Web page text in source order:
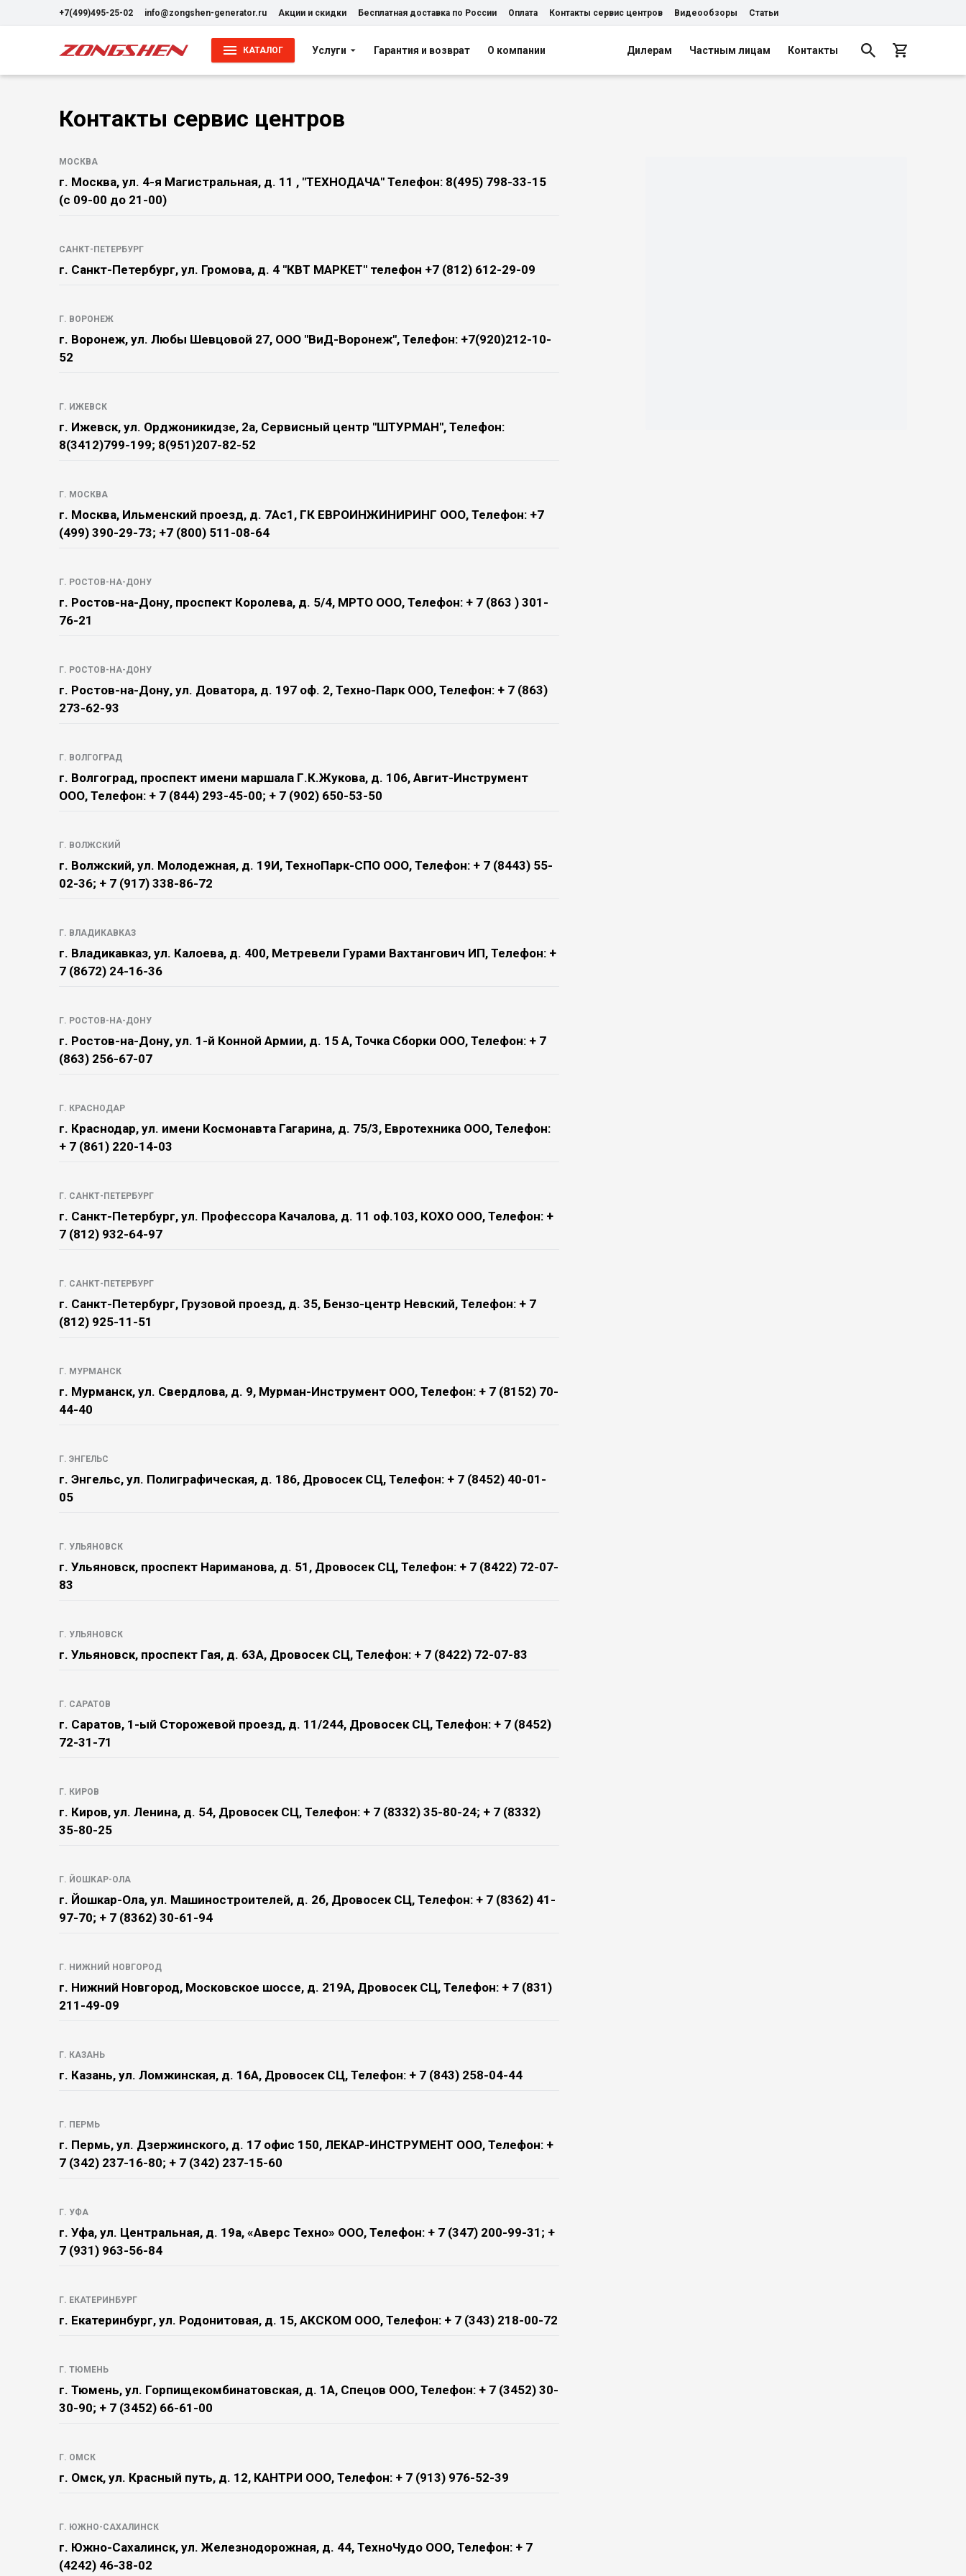
+7(499)495-25-02 info@zongshen-generator.ru Акции и скидки Бесплатная доставка по России Оплата Контакты сервис центров Видеообзоры Статьи
КАТАЛОГ Услуги Гарантия и возврат О компании Дилерам Частным лицам Контакты
Контакты сервис центров
МОСКВА
г. Москва, ул. 4-я Магистральная, д. 11 , "ТЕХНОДАЧА" Телефон: 8(495) 798-33-15
(с 09-00 до 21-00)
САНКТ-ПЕТЕРБУРГ
г. Санкт-Петербург, ул. Громова, д. 4 "КВТ МАРКЕТ" телефон +7 (812) 612-29-09
Г. ВОРОНЕЖ
г. Воронеж, ул. Любы Шевцовой 27, ООО "ВиД-Воронеж", Телефон: +7(920)212-10-
52
Г. ИЖЕВСК
г. Ижевск, ул. Орджоникидзе, 2а, Сервисный центр "ШТУРМАН", Телефон:
8(3412)799-199; 8(951)207-82-52
Г. МОСКВА
г. Москва, Ильменский проезд, д. 7Ас1, ГК ЕВРОИНЖИНИРИНГ ООО, Телефон: +7
(499) 390-29-73; +7 (800) 511-08-64
Г. РОСТОВ-НА-ДОНУ
г. Ростов-на-Дону, проспект Королева, д. 5/4, МРТО ООО, Телефон: + 7 (863 ) 301-
76-21
Г. РОСТОВ-НА-ДОНУ
г. Ростов-на-Дону, ул. Доватора, д. 197 оф. 2, Техно-Парк ООО, Телефон: + 7 (863)
273-62-93
Г. ВОЛГОГРАД
г. Волгоград, проспект имени маршала Г.К.Жукова, д. 106, Авгит-Инструмент
ООО, Телефон: + 7 (844) 293-45-00; + 7 (902) 650-53-50
Г. ВОЛЖСКИЙ
г. Волжский, ул. Молодежная, д. 19И, ТехноПарк-СПО ООО, Телефон: + 7 (8443) 55-
02-36; + 7 (917) 338-86-72
Г. ВЛАДИКАВКАЗ
г. Владикавказ, ул. Калоева, д. 400, Метревели Гурами Вахтангович ИП, Телефон: +
7 (8672) 24-16-36
Г. РОСТОВ-НА-ДОНУ
г. Ростов-на-Дону, ул. 1-й Конной Армии, д. 15 А, Точка Сборки ООО, Телефон: + 7
(863) 256-67-07
Г. КРАСНОДАР
г. Краснодар, ул. имени Космонавта Гагарина, д. 75/3, Евротехника ООО, Телефон:
+ 7 (861) 220-14-03
Г. САНКТ-ПЕТЕРБУРГ
г. Санкт-Петербург, ул. Профессора Качалова, д. 11 оф.103, КОХО ООО, Телефон: +
7 (812) 932-64-97
Г. САНКТ-ПЕТЕРБУРГ
г. Санкт-Петербург, Грузовой проезд, д. 35, Бензо-центр Невский, Телефон: + 7
(812) 925-11-51
Г. МУРМАНСК
г. Мурманск, ул. Свердлова, д. 9, Мурман-Инструмент ООО, Телефон: + 7 (8152) 70-
44-40
Г. ЭНГЕЛЬС
г. Энгельс, ул. Полиграфическая, д. 186, Дровосек СЦ, Телефон: + 7 (8452) 40-01-
05
Г. УЛЬЯНОВСК
г. Ульяновск, проспект Нариманова, д. 51, Дровосек СЦ, Телефон: + 7 (8422) 72-07-
83
Г. УЛЬЯНОВСК
г. Ульяновск, проспект Гая, д. 63А, Дровосек СЦ, Телефон: + 7 (8422) 72-07-83
Г. САРАТОВ
г. Саратов, 1-ый Сторожевой проезд, д. 11/244, Дровосек СЦ, Телефон: + 7 (8452)
72-31-71
Г. КИРОВ
г. Киров, ул. Ленина, д. 54, Дровосек СЦ, Телефон: + 7 (8332) 35-80-24; + 7 (8332)
35-80-25
Г. ЙОШКАР-ОЛА
г. Йошкар-Ола, ул. Машиностроителей, д. 2б, Дровосек СЦ, Телефон: + 7 (8362) 41-
97-70; + 7 (8362) 30-61-94
Г. НИЖНИЙ НОВГОРОД
г. Нижний Новгород, Московское шоссе, д. 219А, Дровосек СЦ, Телефон: + 7 (831)
211-49-09
Г. КАЗАНЬ
г. Казань, ул. Ломжинская, д. 16А, Дровосек СЦ, Телефон: + 7 (843) 258-04-44
Г. ПЕРМЬ
г. Пермь, ул. Дзержинского, д. 17 офис 150, ЛЕКАР-ИНСТРУМЕНТ ООО, Телефон: +
7 (342) 237-16-80; + 7 (342) 237-15-60
Г. УФА
г. Уфа, ул. Центральная, д. 19а, «Аверс Техно» ООО, Телефон: + 7 (347) 200-99-31; +
7 (931) 963-56-84
Г. ЕКАТЕРИНБУРГ
г. Екатеринбург, ул. Родонитовая, д. 15, АКСКОМ ООО, Телефон: + 7 (343) 218-00-72
Г. ТЮМЕНЬ
г. Тюмень, ул. Горпищекомбинатовская, д. 1А, Спецов ООО, Телефон: + 7 (3452) 30-
30-90; + 7 (3452) 66-61-00
Г. ОМСК
г. Омск, ул. Красный путь, д. 12, КАНТРИ ООО, Телефон: + 7 (913) 976-52-39
Г. ЮЖНО-САХАЛИНСК
г. Южно-Сахалинск, ул. Железнодорожная, д. 44, ТехноЧудо ООО, Телефон: + 7
(4242) 46-38-02